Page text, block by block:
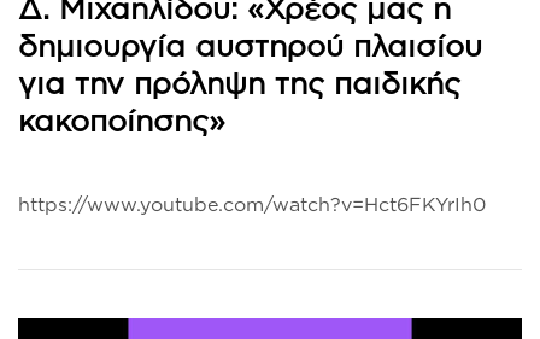
Δ. Μιχαηλίδου: «Χρέος μας η
δημιουργία αυστηρού πλαισίου
για την πρόληψη της παιδικής
κακοποίησης»
https://www.youtube.com/watch?v=Hct6FKYrIh0